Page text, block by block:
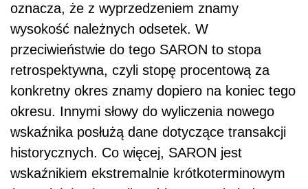
oznacza, że z wyprzedzeniem znamy
wysokość należnych odsetek. W
przeciwieństwie do tego SARON to stopa
retrospektywna, czyli stopę procentową za
konkretny okres znamy dopiero na koniec tego
okresu. Innymi słowy do wyliczenia nowego
wskaźnika posłużą dane dotyczące transakcji
historycznych. Co więcej, SARON jest
wskaźnikiem ekstremalnie krótkoterminowym